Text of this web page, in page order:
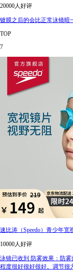
20000人好评
镀膜之后的会比正常泳镜暗
TOP
7
速比涛（Speedo）青少年
10000人好评
泳镜已收到 防雾效果：防
程度很好很好很好。调节很